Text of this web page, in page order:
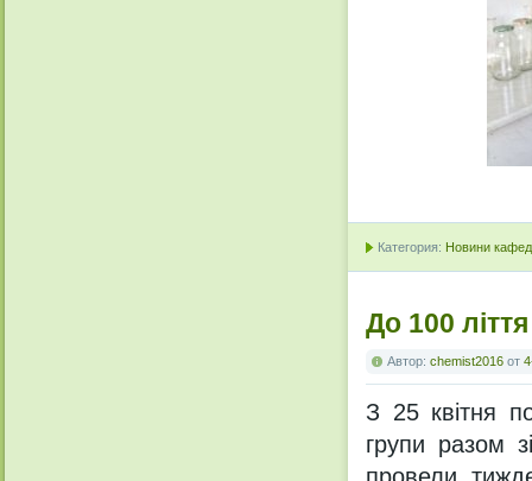
Категория: Новини
До 100
Автор: chemist2016 от
З 25 квітня
групи разом